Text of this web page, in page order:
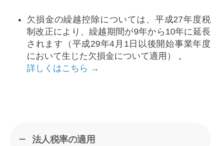
欠損金の繰越控除については、平成27年度税
制改正により、繰越期間が9年から10年に延長
されます（平成29年4月1日以後開始事業年度
において生じた欠損金について適用） 。
詳しくはこちら →
法人税率の適用